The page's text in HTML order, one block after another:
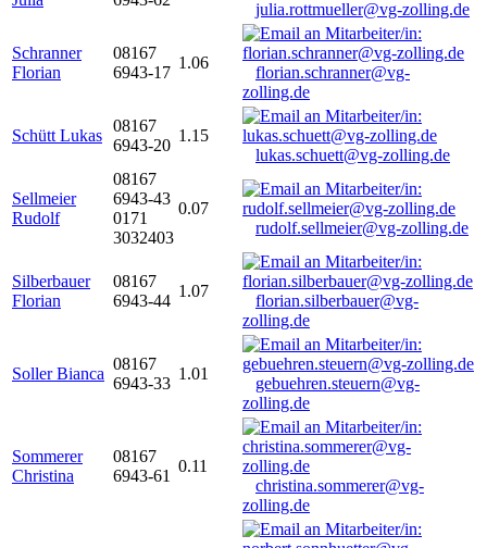
julia.rottmueller@vg-zolling.de
Schranner
Florian
08167
6943-17
1.06
florian.schranner@vg-
zolling.de
Schütt Lukas
08167
6943-20
1.15
lukas.schuett@vg-zolling.de
Sellmeier
Rudolf
08167
6943-43
0171
3032403
0.07
rudolf.sellmeier@vg-zolling.de
Silberbauer
Florian
08167
6943-44
1.07
florian.silberbauer@vg-
zolling.de
Soller Bianca
08167
6943-33
1.01
gebuehren.steuern@vg-
zolling.de
Sommerer
Christina
08167
6943-61
0.11
christina.sommerer@vg-
zolling.de